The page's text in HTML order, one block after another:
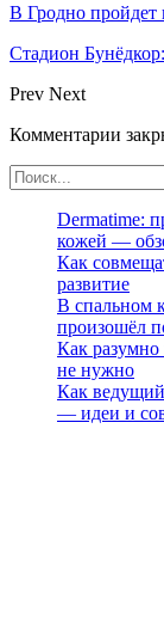
В Гродно
Стадион
Prev Next
Комментарии
Dermatime:
кожей —
Как
развитие
В спальном
произошёл
Как разумно
не нужно
Как
— идеи и